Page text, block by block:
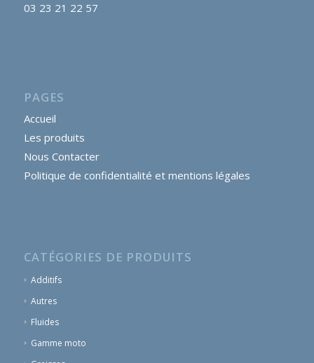
03 23 21 22 57
PAGES
Accueil
Les produits
Nous Contacter
Politique de confidentialité et mentions légales
CATÉGORIES DE PRODUITS
Additifs
Autres
Fluides
Gamme moto